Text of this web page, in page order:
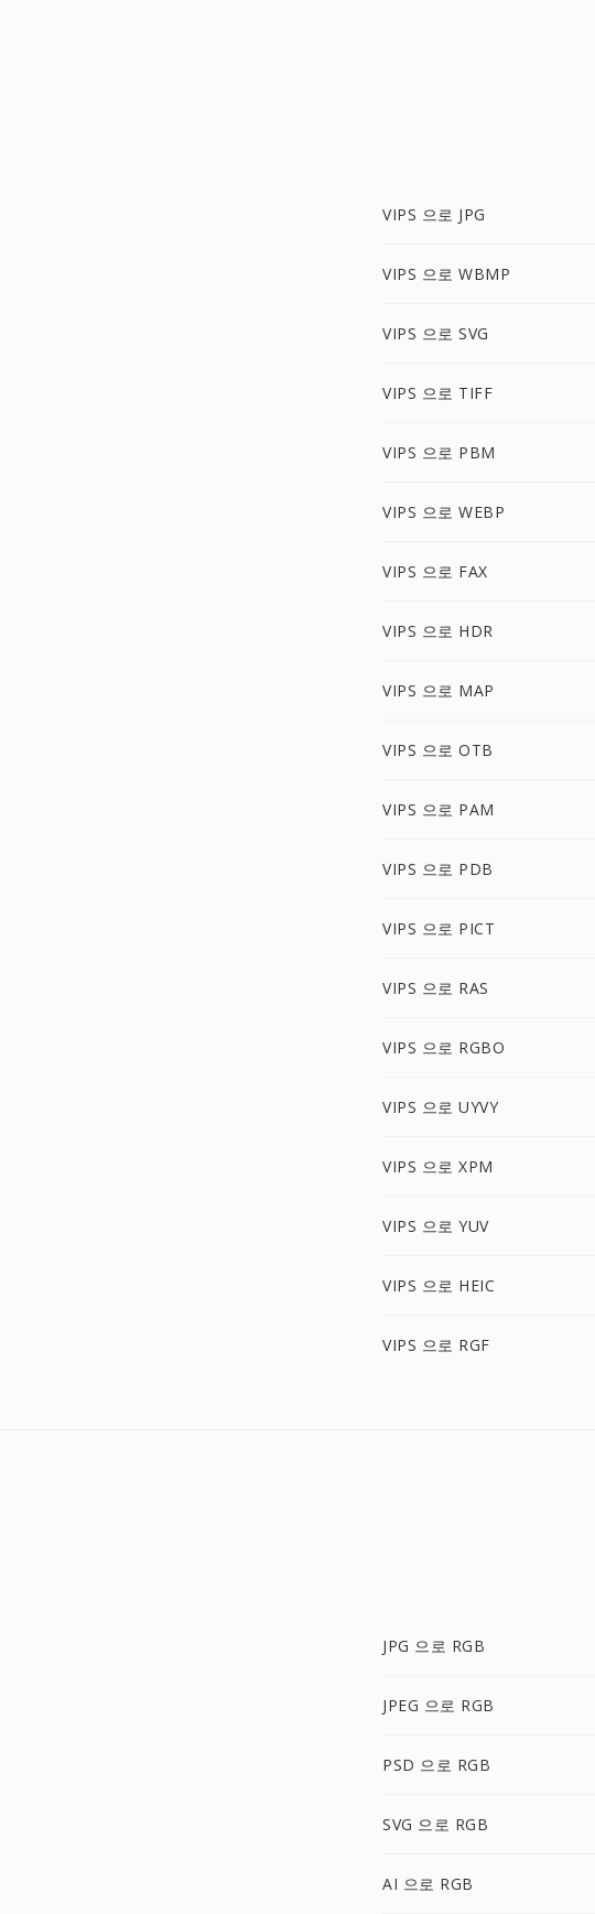
VIPS 으로 JPG
VIPS 으로 WBMP
VIPS 으로 SVG
VIPS 으로 TIFF
VIPS 으로 PBM
VIPS 으로 WEBP
VIPS 으로 FAX
VIPS 으로 HDR
VIPS 으로 MAP
VIPS 으로 OTB
VIPS 으로 PAM
VIPS 으로 PDB
VIPS 으로 PICT
VIPS 으로 RAS
VIPS 으로 RGBO
VIPS 으로 UYVY
VIPS 으로 XPM
VIPS 으로 YUV
VIPS 으로 HEIC
VIPS 으로 RGF
JPG 으로 RGB
JPEG 으로 RGB
PSD 으로 RGB
SVG 으로 RGB
AI 으로 RGB